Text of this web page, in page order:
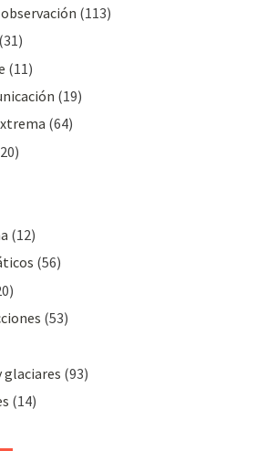
(113)
(31)
(11)
(19)
(64)
(12)
(56)
(53)
glaciares (93)
(14)